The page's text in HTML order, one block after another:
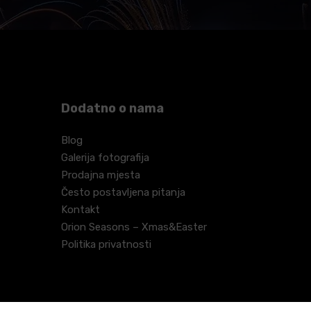
Dodatno o nama
Blog
Galerija fotografija
Prodajna mjesta
Često postavljena pitanja
Kontakt
Orion Seasons – Xmas&Easter
Politika privatnosti